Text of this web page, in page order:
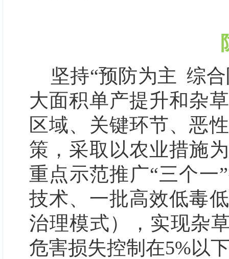
坚持“预防为主 综
大面积单产提升和杂
区域、关键环节、恶
策，采取以农业措施
重点示范推广“三个一
技术、一批高效低毒
治理模式），实现杂
危害损失控制在5%以